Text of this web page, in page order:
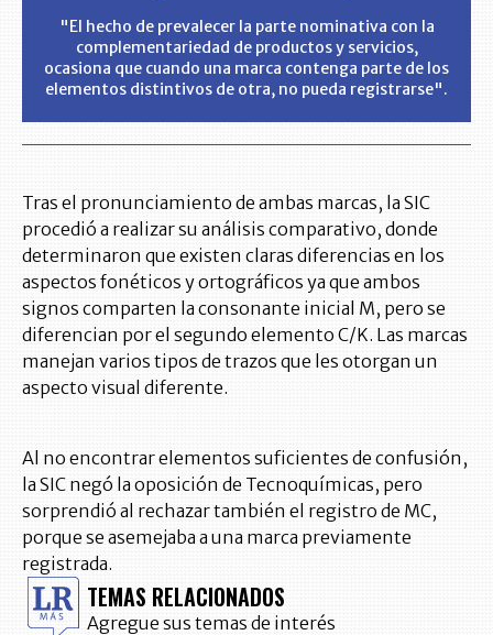
"El hecho de prevalecer la parte nominativa con la
complementariedad de productos y servicios,
ocasiona que cuando una marca contenga parte de los
elementos distintivos de otra, no pueda registrarse".
Tras el pronunciamiento de ambas marcas, la SIC
procedió a realizar su análisis comparativo, donde
determinaron que existen claras diferencias en los
aspectos fonéticos y ortográficos ya que ambos
signos comparten la consonante inicial M, pero se
diferencian por el segundo elemento C/K. Las marcas
manejan varios tipos de trazos que les otorgan un
aspecto visual diferente.
Al no encontrar elementos suficientes de confusión,
la SIC negó la oposición de Tecnoquímicas, pero
sorprendió al rechazar también el registro de MC,
porque se asemejaba a una marca previamente
registrada.
TEMAS RELACIONADOS
Agregue sus temas de interés